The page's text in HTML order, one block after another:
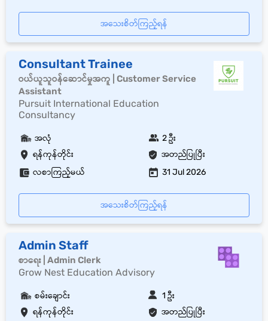
အသေးစိတ်ကြည့်ရန်
Consultant Trainee
ဝယ်ယူသူဝန်ဆောင်မှုအကူ | Customer Service
Assistant
Pursuit International Education
Consultancy
ရန်ကုန်တိုင်း အတည်ပြုပြီး
အလုံ 2 ဦး
လစာကြည့်မယ် 31 Jul 2026
အသေးစိတ်ကြည့်ရန်
Admin Staff
စာရေး | Admin Clerk
Grow Nest Education Advisory
ရန်ကုန်တိုင်း အတည်ပြုပြီး
စမ်းချောင်း 1 ဦး